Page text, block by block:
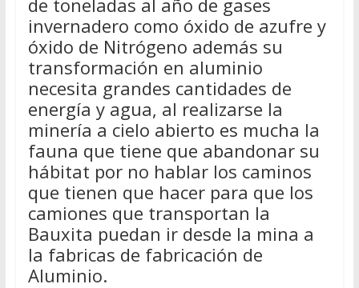
invernadero como óxido de azufre y
óxido de Nitrógeno además su
transformación en aluminio
necesita grandes cantidades de
energía y agua, al realizarse la
minería a cielo abierto es mucha la
fauna que tiene que abandonar su
hábitat por no hablar los caminos
que tienen que hacer para que los
camiones que transportan la
Bauxita puedan ir desde la mina a
la fabricas de fabricación de
Aluminio.